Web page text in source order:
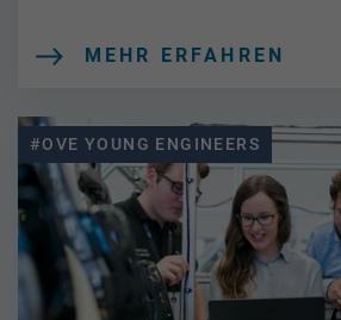
MEHR ERFAHREN
#OVE YOUNG ENGINEERS